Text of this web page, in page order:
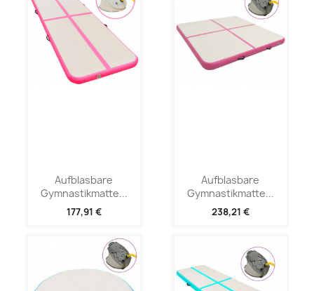
Aufblasbare
Gymnastikmatte...
177,91 €
Aufblasbare
Gymnastikmatte...
238,21 €